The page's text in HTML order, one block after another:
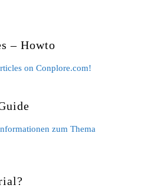
– Howto
on Conplore.com!
zum Thema